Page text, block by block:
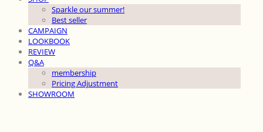
Sparkle our summer!
Best seller
CAMPAIGN
LOOKBOOK
REVIEW
Q&A
membership
Pricing Adjustment
SHOWROOM